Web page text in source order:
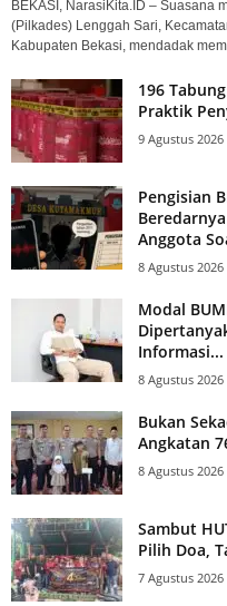
BEKASI, NarasiKita.ID – Suasana
(Pilkades) Lenggah Sari,
Kabupaten Bekasi, mendadak
196
Praktik
9 Agustus 2026
Pengisian
Anggota
8 Agustus 2026
Modal
Informasi...
8 Agustus 2026
Bukan
Angkatan
8 Agustus 2026
Sambut
Pilih Doa,
7 Agustus 2026